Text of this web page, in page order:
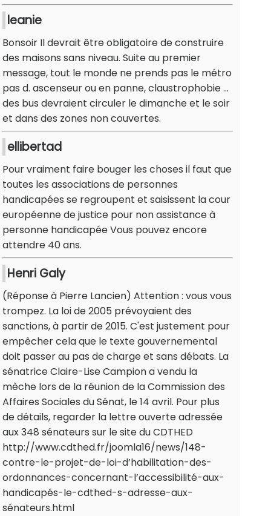
leanie
Bonsoir Il devrait être obligatoire de construire
des maisons sans niveau. Suite au premier
message, tout le monde ne prends pas le métro
pas d. ascenseur ou en panne, claustrophobie ...
des bus devraient circuler le dimanche et le soir
et dans des zones non couvertes.
ellibertad
Pour vraiment faire bouger les choses il faut que
toutes les associations de personnes
handicapées se regroupent et saisissent la cour
européenne de justice pour non assistance à
personne handicapée Vous pouvez encore
attendre 40 ans.
Henri Galy
(Réponse à Pierre Lancien) Attention : vous vous
trompez. La loi de 2005 prévoyaient des
sanctions, à partir de 2015. C'est justement pour
empêcher cela que le texte gouvernemental
doit passer au pas de charge et sans débats. La
sénatrice Claire-Lise Campion a vendu la
mèche lors de la réunion de la Commission des
Affaires Sociales du Sénat, le 14 avril. Pour plus
de détails, regarder la lettre ouverte adressée
aux 348 sénateurs sur le site du CDTHED
http://www.cdthed.fr/joomla16/news/148-
contre-le-projet-de-loi-d’habilitation-des-
ordonnances-concernant-l’accessibilité-aux-
handicapés-le-cdthed-s-adresse-aux-
sénateurs.html